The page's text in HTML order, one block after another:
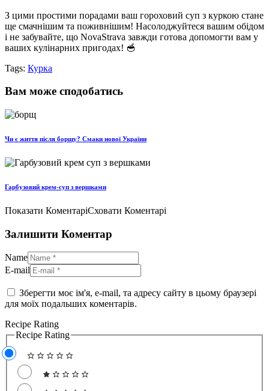
З цими простими порадами ваш гороховий суп з куркою стане
ще смачнішим та поживнішим! Насолоджуйтеся вашим обідом
і не забувайте, що NovaStrava завжди готова допомогти вам у
ваших кулінарних пригодах! 🥣
Tags: Курка
Вам може сподобатись
Чи є життя після борщу? Смаки нової України
Гарбузовий крем-суп з вершками
Показати КоментаріСховати Коментарі
Залишити Коментар
Name
E-mail
Зберегти моє ім'я, e-mail, та адресу сайту в цьому браузері
для моїх подальших коментарів.
Recipe Rating
Recipe Rating